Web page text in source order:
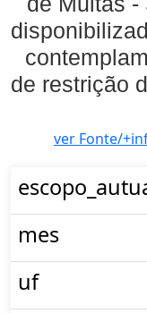
de restrição
ver Fonte/
mes
uf